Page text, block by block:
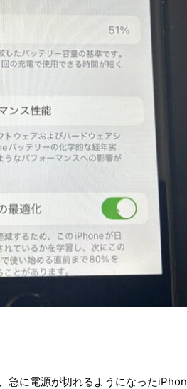
に電源が切れるようになった